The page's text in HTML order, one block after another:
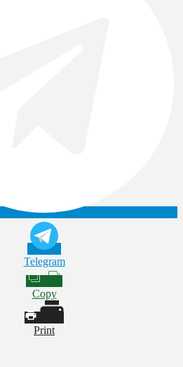
Telegram
Copy
Print